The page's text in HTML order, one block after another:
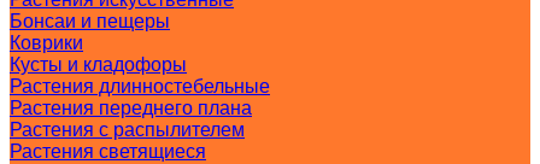
Бонсаи и пещеры
Коврики
Кусты и кладофоры
Растения длинностебельные
Растения переднего плана
Растения с распылителем
Растения светящиеся